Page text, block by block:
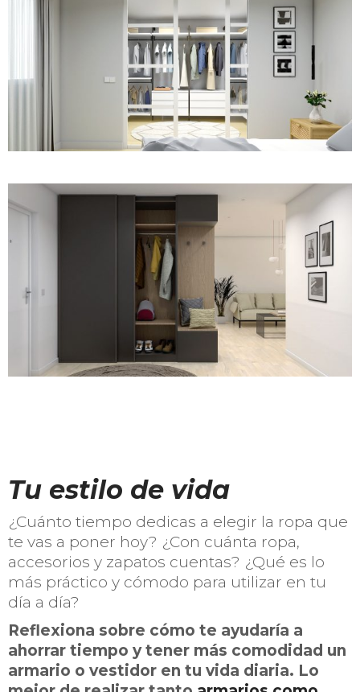
Tu estilo de vida
¿Cuánto tiempo dedicas a elegir la ropa que
te vas a poner hoy? ¿Con cuánta ropa,
accesorios y zapatos cuentas? ¿Qué es lo
más práctico y cómodo para utilizar en tu
día a día?
Reflexiona sobre cómo te ayudaría a
ahorrar tiempo y tener más comodidad un
armario o vestidor en tu vida diaria. Lo